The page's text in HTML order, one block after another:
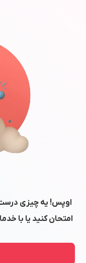
اوپس! یه چیزی درست
امتحان کنید یا با